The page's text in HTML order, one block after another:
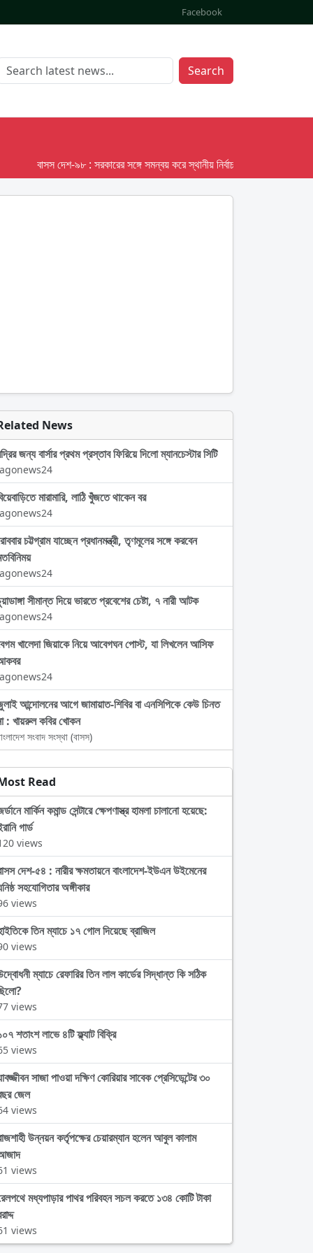
Facebook
Search
বাসস দেশ-৯৮ : সরকারের সঙ্গে সমন্বয় করে স্থানীয় নির্বাচনের তফসিল দেবে ইসি;
News
জন্য বার্সার প্রথম প্রস্তাব ফিরিয়ে দিলো ম্যানচেস্টার সিটি
মারামারি, লাঠি খুঁজতে থাকেন বর
চট্টগ্রাম যাচ্ছেন প্রধানমন্ত্রী, তৃণমূলের সঙ্গে করবেন
সীমান্ত দিয়ে ভারতে প্রবেশের চেষ্টা, ৭ নারী আটক
খালেদা জিয়াকে নিয়ে আবেগঘন পোস্ট, যা লিখলেন আসিফ
আন্দোলনের আগে জামায়াত-শিবির বা এনসিপিকে কেউ চিনত
: খায়রুল কবির খোকন
সংবাদ সংস্থা (বাসস)
Read
মার্কিন কমান্ড সেন্টারে ক্ষেপণাস্ত্র হামলা চালানো হয়েছে:
গার্ড
views
দেশ-৫৪ : নারীর ক্ষমতায়নে বাংলাদেশ-ইউএন উইমেনের
সহযোগিতার অঙ্গীকার
views
তিন ম্যাচে ১৭ গোল দিয়েছে ব্রাজিল
views
ম্যাচে রেফারির তিন লাল কার্ডের সিদ্ধান্ত কি সঠিক
views
শতাংশ লাভে ৪টি ফ্ল্যাট বিক্রি
views
সাজা পাওয়া দক্ষিণ কোরিয়ার সাবেক প্রেসিডেন্টের ৩০
জেল
views
উন্নয়ন কর্তৃপক্ষের চেয়ারম্যান হলেন আবুল কালাম
views
মধ্যপাড়ার পাথর পরিবহন সচল করতে ১৩৪ কোটি টাকা
views